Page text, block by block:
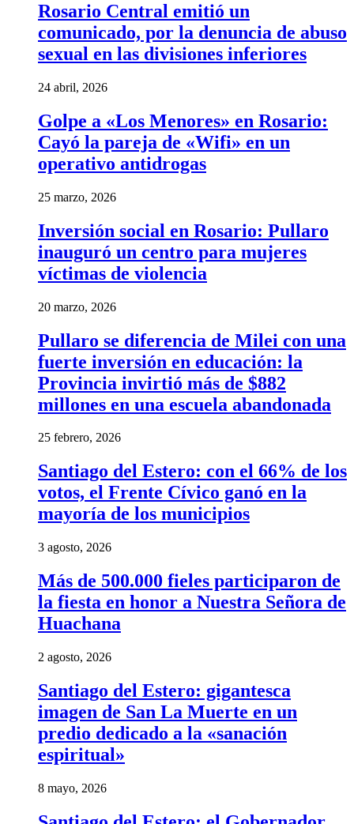
Rosario Central emitió un
comunicado, por la denuncia de abuso
sexual en las divisiones inferiores
24 abril, 2026
Golpe a «Los Menores» en Rosario:
Cayó la pareja de «Wifi» en un
operativo antidrogas
25 marzo, 2026
Inversión social en Rosario: Pullaro
inauguró un centro para mujeres
víctimas de violencia
20 marzo, 2026
Pullaro se diferencia de Milei con una
fuerte inversión en educación: la
Provincia invirtió más de $882
millones en una escuela abandonada
25 febrero, 2026
Santiago del Estero: con el 66% de los
votos, el Frente Cívico ganó en la
mayoría de los municipios
3 agosto, 2026
Más de 500.000 fieles participaron de
la fiesta en honor a Nuestra Señora de
Huachana
2 agosto, 2026
Santiago del Estero: gigantesca
imagen de San La Muerte en un
predio dedicado a la «sanación
espiritual»
8 mayo, 2026